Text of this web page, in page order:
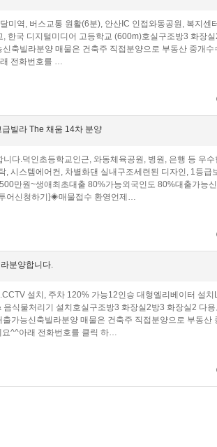
미역, 버스교통 원활(6분), 안산IC 인접와동공원, 복지센
한국 디지털미디어 고등학교 (600m)호실구조방3 화장
축빌라분양 매물은 건축주 직접분양으로 부동산 중개수
전화번호를 …
빌라 The 채움 14차 분양
다.덕인초등학교인근, 와동체육공원, 병원, 은행 등 우
시스템에어컨, 차별화댄 실내구조세련된 디자인, 1등급
만원~​생애최초대출 80%가능외국인도 80%대출가능
어신청하기]◈매물접수 환영언제…
분양합니다.
설치, 주차 120% 가능12인승 대형엘리베이터 설
식물처리기 설치호실구조방3 화장실2방3 화장실2 다
가능신축빌라분양 매물은 건축주 직접분양으로 부동산
^^아래 전화번호를 클릭 하…